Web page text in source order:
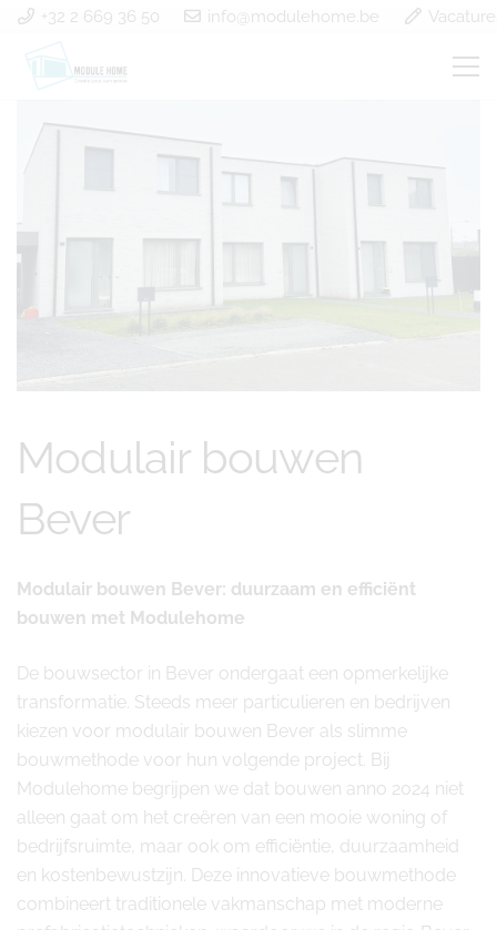
+32 2 669 36 50 info@modulehome.be
Modulair bouwen
Bever
Modulair bouwen Bever: duurzaam en efficiënt
bouwen met Modulehome
De bouwsector in Bever ondergaat een opmerkelijke
transformatie. Steeds meer particulieren en bedrijven
kiezen voor modulair bouwen Bever als slimme
bouwmethode voor hun volgende project. Bij
Modulehome begrijpen we dat bouwen anno 2024 niet
alleen gaat om het creëren van een mooie woning of
bedrijfsruimte, maar ook om efficiëntie, duurzaamheid
en kostenbewustzijn. Deze innovatieve bouwmethode
combineert traditionele vakmanschap met moderne